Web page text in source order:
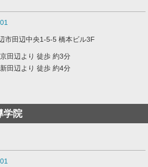
市田辺中央1-5-5 橋本ビル3F
田辺より 徒歩 約3分
田辺より 徒歩 約4分
学院